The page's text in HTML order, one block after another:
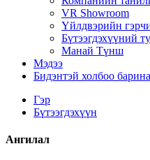
VR Showroom
Үйлдвэрийн
Бүтээгдэхүүний
Манай Түнш
Мэдээ
Бидэнтэй холбоо
Гэр
Бүтээгдэхүүн
Ангилал